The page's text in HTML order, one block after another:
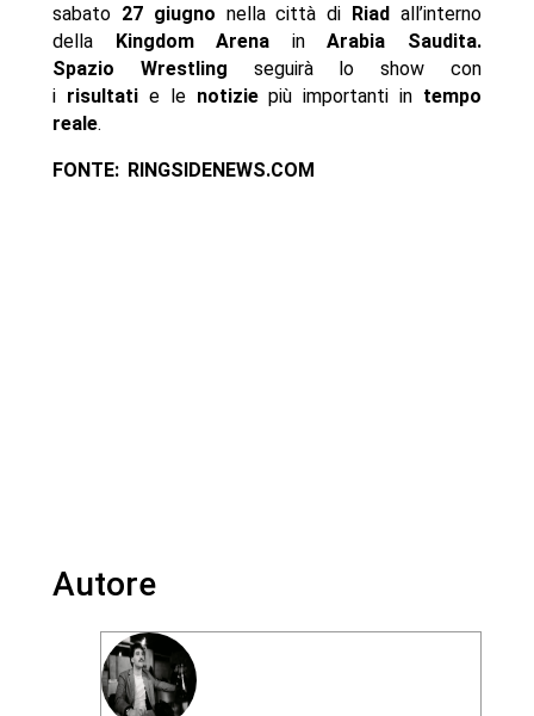
sabato 27 giugno nella città di Riadall’interno
dellaKingdom Arena inArabia Saudita.
Spazio Wrestling seguirà lo show con
i risultatie le notiziepiù importanti in tempo
reale.
FONTE: RINGSIDENEWS.COM
Autore